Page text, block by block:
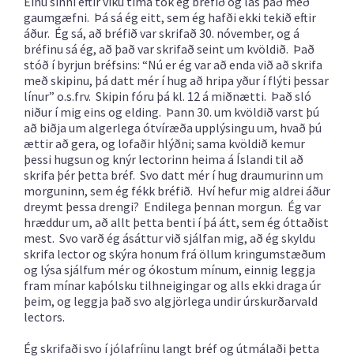
gaumgæfni. Þá sá ég eitt, sem ég hafði ekki tekið eftir
áður. Ég sá, að bréfið var skrifað 30. nóvember, og á
bréfinu sá ég, að það var skrifað seint um kvöldið. Það
stóð í byrjun bréfsins: “Nú er ég var að enda við að skrifa
með skipinu, þá datt mér í hug að hripa yður í flýti þessar
línur” o.s.frv. Skipin fóru þá kl. 12 á miðnætti. Það sló
niður í mig eins og elding. Þann 30. um kvöldið varst þú
að biðja um algerlega ótvíræða upplýsingu um, hvað þú
ættir að gera, og lofaðir hlýðni; sama kvöldið kemur
þessi hugsun og knýr lectorinn heima á Íslandi til að
skrifa þér þetta bréf. Svo datt mér í hug draumurinn um
morguninn, sem ég fékk bréfið. Hví hefur mig aldrei áður
dreymt þessa drengi? Endilega þennan morgun. Ég var
hræddur um, að allt þetta benti í þá átt, sem ég óttaðist
mest. Svo varð ég ásáttur við sjálfan mig, að ég skyldu
skrifa lector og skýra honum frá öllum kringumstæðum
og lýsa sjálfum mér og ókostum mínum, einnig leggja
fram mínar kaþólsku tilhneigingar og alls ekki draga úr
þeim, og leggja það svo algjörlega undir úrskurðarvald
lectors.
Ég skrifaði svo í jólafríinu langt bréf og útmálaði þetta